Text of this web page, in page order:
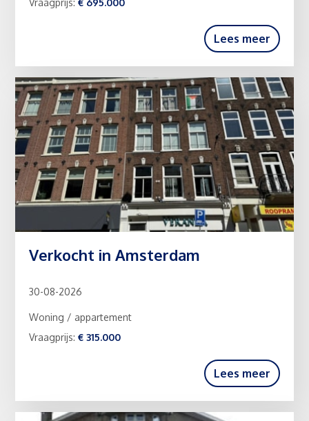
Vraagprijs:€ 695.000
Lees meer
Verkocht in Amsterdam
30-08-2026
Woning / appartement
Vraagprijs:€ 315.000
Lees meer